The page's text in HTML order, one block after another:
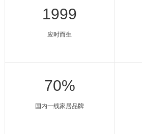
1999
应时而生
70%
国内一线家居品牌